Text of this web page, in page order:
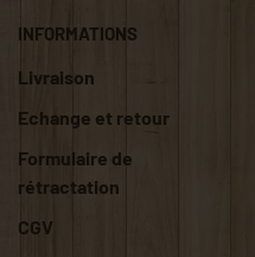
INFORMATIONS
Livraison
Echange et retour
Formulaire de
rétractation
CGV